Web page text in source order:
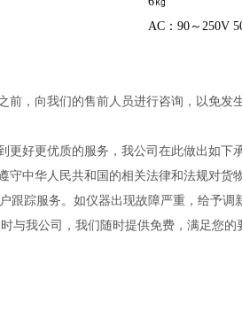
AC：90～250V
，向我们的售前人员进行咨询，以免发
更好更优质的服务，我公司在此做出如
守中华人民共和国的相关法律和法规对货
跟踪服务。如仪器出现故障严重，给予
与我公司，我们随时提供免费，满足您的